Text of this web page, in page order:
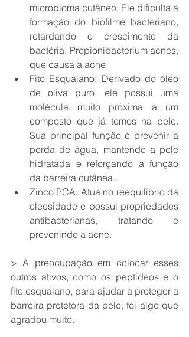
microbioma cutâneo. Ele dificulta a
formação do biofilme bacteriano,
retardando o crescimento da
bactéria. Propionibacterium acnes,
que causa a acne.
Fito Esqualano: Derivado do óleo
de oliva puro, ele possui uma
molécula muito próxima a um
composto que já temos na pele.
Sua principal função é prevenir a
perda de água, mantendo a pele
hidratada e reforçando a função
da barreira cutânea.
Zinco PCA: Atua no reequilíbrio da
oleosidade e possui propriedades
antibacterianas, tratando e
prevenindo a acne.
> A preocupação em colocar esses
outros ativos, como os peptídeos e o
fito esqualano, para ajudar a proteger a
barreira protetora da pele, foi algo que
agradou muito.